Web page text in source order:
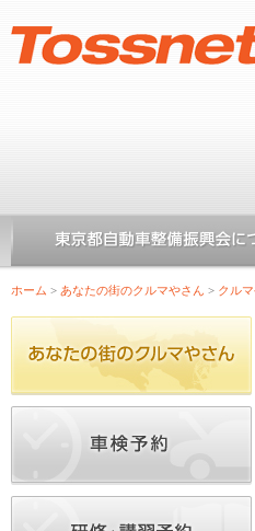
ホーム > あなたの街のクルマやさん > クル